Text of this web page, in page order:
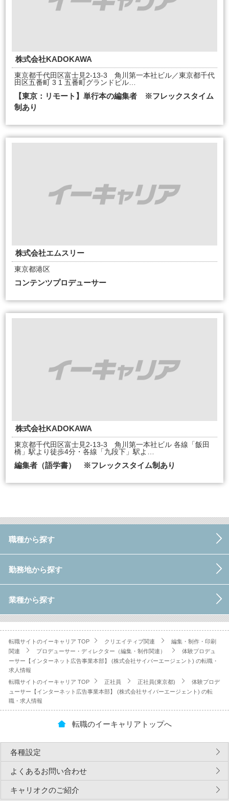
株式会社KADOKAWA
東京都千代田区富士見2-13-3 角川第一本社ビル／東京都千代
田区五番町 3 1 五番町グランドビル…
【東京：リモート】単行本の編集者 ※フレックスタイム
制あり
株式会社エムスリー
東京都港区
コンテンツプロデューサー
株式会社KADOKAWA
東京都千代田区富士見2-13-3 角川第一本社ビル 各線「飯田
橋」駅より徒歩4分・各線「九段下」駅よ…
編集者（語学書） ※フレックスタイム制あり
職種から探す
勤務地から探す
業種から探す
転職サイトのイーキャリア TOP クリエイティブ関連
編集・制作・印刷
関連
プロデューサー・ディレクター（編集・制作関連）
体験プロデュ
ーサー【インターネット広告事業本部】 (株式会社サイバーエージェント) の転職・
求人情報
転職サイトのイーキャリア TOP
正社員 正社員(東京都)
体験プロデ
ューサー【インターネット広告事業本部】 (株式会社サイバーエージェント) の転
職・求人情報
転職のイーキャリアトップへ
各種設定
よくあるお問い合わせ
キャリオクのご紹介